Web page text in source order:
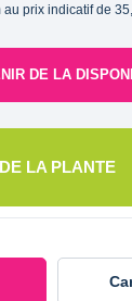
prix indicatif de
DE LA
LA PLANTE